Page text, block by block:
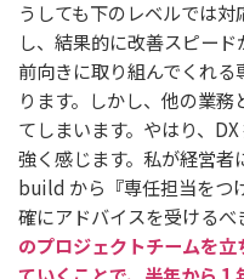
うしても下のレベルでは
し、結果的に改善スピー
前向きに取り組んでくれ
ります。しかし、他の業
てしまいます。やはり、
強く感じます。私が経営
build から『専任担当をつ
確にアドバイスを受けるべ
のプロジェクトチームを